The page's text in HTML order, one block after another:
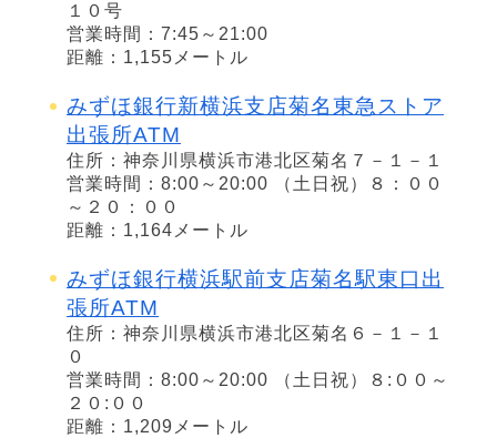
１０号
営業時間：7:45～21:00
距離：1,155メートル
みずほ銀行新横浜支店菊名東急ストア
出張所ATM
住所：神奈川県横浜市港北区菊名７－１－１
営業時間：8:00～20:00 （土日祝）８：００
～２０：００
距離：1,164メートル
みずほ銀行横浜駅前支店菊名駅東口出
張所ATM
住所：神奈川県横浜市港北区菊名６－１－１
０
営業時間：8:00～20:00 （土日祝）８:００～
２０:００
距離：1,209メートル